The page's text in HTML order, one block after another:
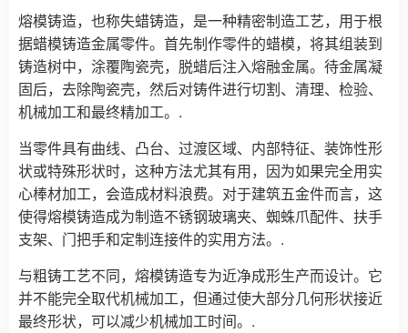
熔模铸造，也称失蜡铸造，是一种精密制造工艺，用于根
据蜡模铸造金属零件。首先制作零件的蜡模，将其组装到
铸造树中，涂覆陶瓷壳，脱蜡后注入熔融金属。待金属凝
固后，去除陶瓷壳，然后对铸件进行切割、清理、检验、
机械加工和最终精加工。.
当零件具有曲线、凸台、过渡区域、内部特征、装饰性形
状或特殊形状时，这种方法尤其有用，因为如果完全用实
心棒材加工，会造成材料浪费。对于建筑五金件而言，这
使得熔模铸造成为制造不锈钢玻璃夹、蜘蛛爪配件、扶手
支架、门把手和定制连接件的实用方法。.
与粗铸工艺不同，熔模铸造专为近净成形生产而设计。它
并不能完全取代机械加工，但通过使大部分几何形状接近
最终形状，可以减少机械加工时间。.